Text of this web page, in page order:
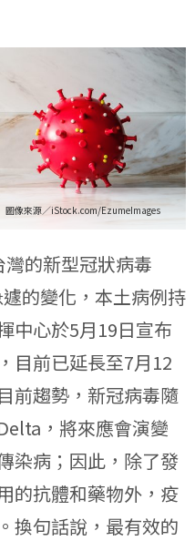
來源／iStock.com/EzumeImages
的新型冠狀病毒
遽的變化，本土病例持
中心於5月19日宣布
目前已延長至7月12
前趨勢，新冠病毒隨
，將來應會演變
染病；因此，除了發
的抗體和藥物外，疫
換句話說，最有效的